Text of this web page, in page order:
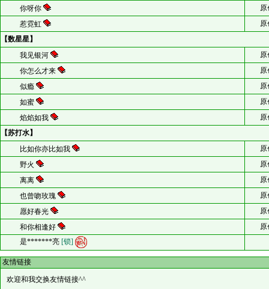
你呀你
原
惹霓虹
原
【数星星】
我见银河
原
你怎么才来
原
似瘾
原
如蜜
原
焰焰如我
原
【苏打水】
比如你亦比如我
原
野火
原
离离
原
也曾吻玫瑰
原
愿好春光
原
和你相逢好
原
是*******亮[锁]
友情链接
欢迎和我交换友情链接^^